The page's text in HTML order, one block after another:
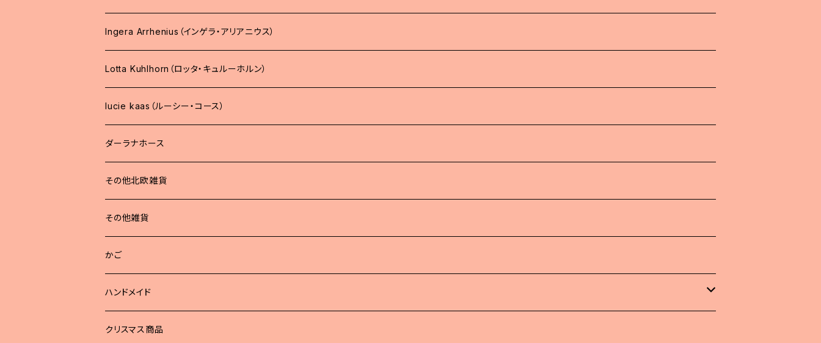
Ingera Arrhenius（インゲラ・アリアニウス）
Lotta Kuhlhorn（ロッタ・キュルーホルン）
lucie kaas（ルーシー・コース）
ダーラナホース
その他北欧雑貨
その他雑貨
かご
ハンドメイド
どうぶつブローチ
クリスマス商品